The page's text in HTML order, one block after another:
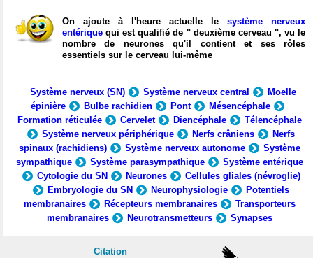
On ajoute à l'heure actuelle le système nerveux
entérique qui est qualifié de " deuxième cerveau ", vu le
nombre de neurones qu'il contient et ses rôles
essentiels sur le cerveau lui-même
Système nerveux (SN) Système nerveux central
Moelle
épinière
Bulbe rachidien Pont
Mésencéphale
Formation réticulée
Cervelet Diencéphale
Télencéphale
Système nerveux périphérique
Nerfs crâniens
Nerfs
spinaux (rachidiens)
Système nerveux autonome
Système
sympathique
Système parasympathique
Système entérique
Cytologie du SN
Neurones
Cellules gliales (névroglie)
Embryologie du SN
Neurophysiologie
Potentiels
membranaires
Récepteurs membranaires
Transporteurs
membranaires
Neurotransmetteurs Synapses
Citation